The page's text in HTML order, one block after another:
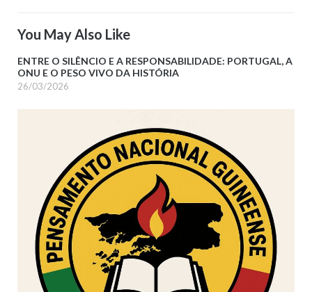
You May Also Like
ENTRE O SILÊNCIO E A RESPONSABILIDADE: PORTUGAL, A
ONU E O PESO VIVO DA HISTÓRIA
26/03/2026